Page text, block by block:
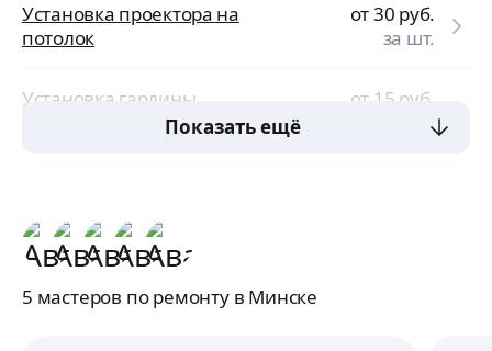
Установка проектора на
потолок
от 30 руб.
за шт.
Установка гардины от 15 руб.
за шт.
Показать ещё
5 мастеров по ремонту в Минске